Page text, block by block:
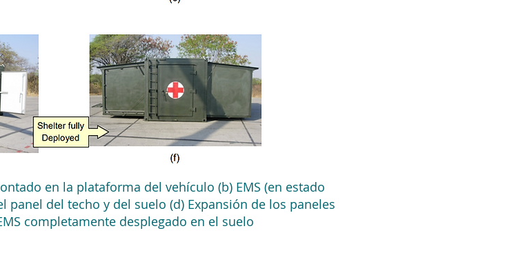
en la plataforma del vehículo (b) EMS (en estado
panel del techo y del suelo (d) Expansión de los paneles
completamente desplegado en el suelo